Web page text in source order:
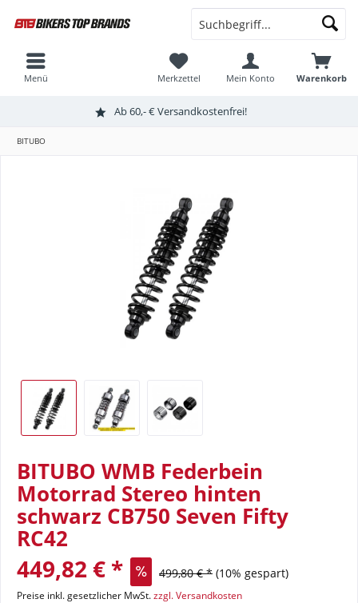
Ab 60,- € Versandkostenfrei!
Warenkorb
Merkzettel Mein Konto
Menü
BITUBO
BITUBO WMB Federbein
Motorrad Stereo hinten
schwarz CB750 Seven Fifty
RC42
449,82 € * 499,80 € * (10% gespart)
Preise inkl. gesetzlicher MwSt.zzgl. Versandkosten